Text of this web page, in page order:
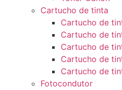
Cartucho de tinta
Cartucho de
Cartucho de
Cartucho de
Cartucho de
Cartucho de
Fotocondutor